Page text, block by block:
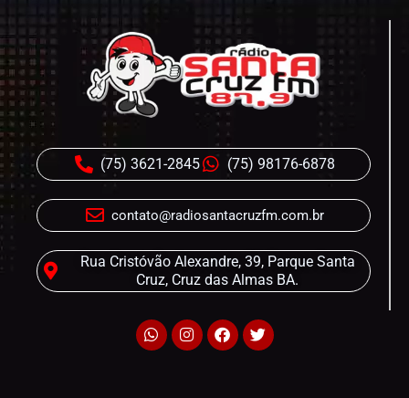
(75) 3621-2845 (75) 98176-6878
contato@radiosantacruzfm.com.br
Rua Cristóvão Alexandre, 39, Parque Santa
Cruz, Cruz das Almas BA.